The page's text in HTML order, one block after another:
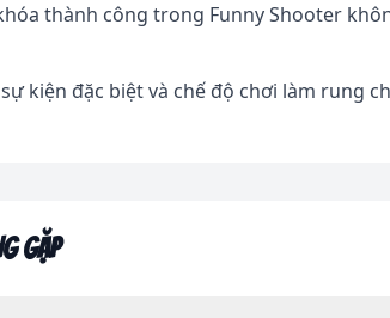
thành công trong Funny Shooter
kiện đặc biệt và chế độ chơi làm rung
gặp